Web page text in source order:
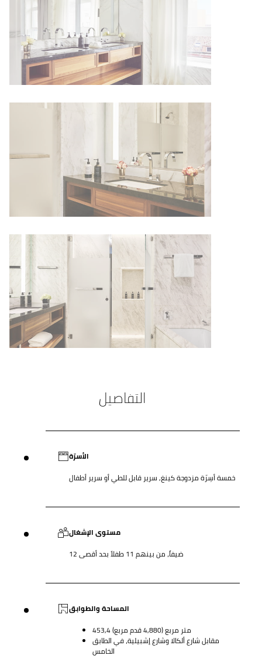
التفاصيل
الأسرّة
خمسة أسِرّة مزدوجة كينغ, سرير قابل للطي أو سرير أطفال
مستوى الإشغال
12 ضيفاً، من بينهم 11 طفلاً بحد أقصى
المساحة والطوابق
453,4 متر مربع (4,880 قدم مربع)
مقابل شارع ألكالا وشارع إشبيلية، في الطابق
الخامس